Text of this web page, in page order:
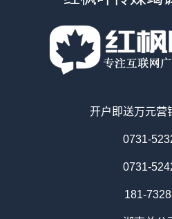
开户即送万元营
0731-
0731-
181-